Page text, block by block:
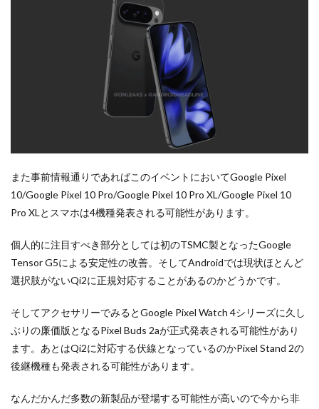
また事前情報通りであればこのイベントにおいてGoogle Pixel
10/Google Pixel 10 Pro/Google Pixel 10 Pro XL/Google Pixel 10
Pro XLとスマホは4機種発表される可能性があります。
個人的に注目すべき部分としては初のTSMC製となったGoogle
Tensor G5による安定性の改善。そしてAndroidでは現状ほとんど
選択肢がないQi2に正規対応することがあるのかどうかです。
そしてアクセサリーでみるとGoogle Pixel Watch 4シリーズに久し
ぶりの廉価版となるPixel Buds 2aが正式発表される可能性があり
ます。あとはQi2に対応する伏線となっているのかPixel Stand 2の
後継機種も発表される可能性があります。
なんだかんだ多数の新製品が登場する可能性が高いので今から非